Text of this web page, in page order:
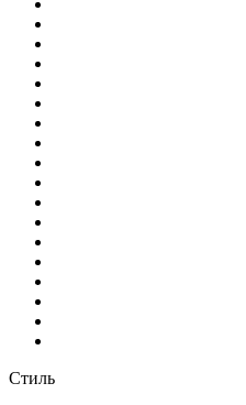
Стиль